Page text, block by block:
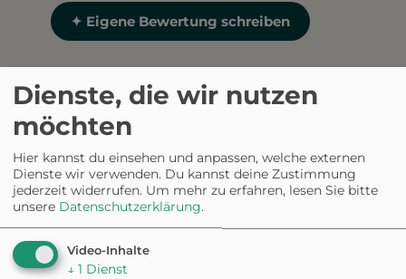
✦ Eigene Bewertung schreiben
Fehler gefunden? Feedback senden
Häufig gestellte
Fragen:Freiland-
Grenzmuseum Sorge
Dienste, die wir nutzen
möchten
Hier kannst du einsehen und anpassen, welche externen
Dienste wir verwenden. Du kannst deine Zustimmung
jederzeit widerrufen. Um mehr zu erfahren, lesen Sie bitte
unsere Datenschutzerklärung.
Video-Inhalte
↓ 1 Dienst